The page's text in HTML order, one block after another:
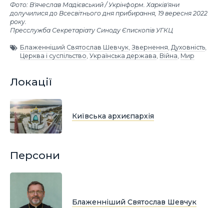
Фото: В'ячеслав Мадієвський / Укрінформ. Харків'яни
долучилися до Всесвітнього дня прибирання, 19 вересня 2022
року.
Пресслужба Секретаріату Синоду Єпископів УГКЦ
Блаженніший Святослав Шевчук Звернення Духовність
Церква і суспільство Українська держава Війна Мир
Локації
Київська архиєпархія
Персони
Блаженніший Святослав Шевчук